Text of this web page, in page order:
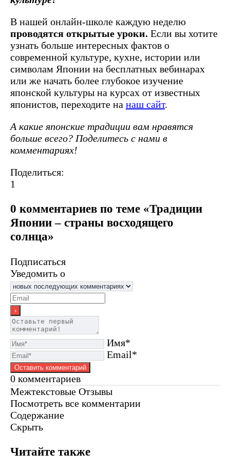
В нашей онлайн-школе каждую неделю
проводятся открытые уроки. Если вы хотите
узнать больше интересных фактов о
современной культуре, кухне, истории или
символам Японии на бесплатных вебинарах
или же начать более глубокое изучение
японской культуры на курсах от известных
японистов, переходите на наш сайт.
А какие японские традиции вам нравятся
больше всего? Поделитесь с нами в
комментариях!
Поделиться:
1
0 комментариев по теме «Традиции
Японии – страны восходящего
солнца»
Подписаться
Уведомить о
Имя*
Email*
0 комментариев
Межтекстовые Отзывы
Посмотреть все комментарии
Содержание
Скрыть
Читайте также